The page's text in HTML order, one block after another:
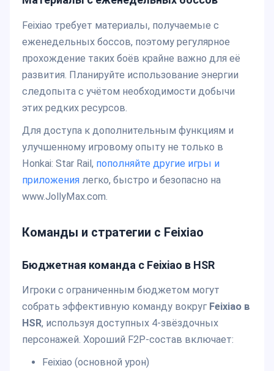
Feixiao требует материалы, получаемые с
еженедельных боссов, поэтому регулярное
прохождение таких боёв крайне важно для её
развития. Планируйте использование энергии
следопыта с учётом необходимости добычи
этих редких ресурсов.
Для доступа к дополнительным функциям и
улучшенному игровому опыту не только в
Honkai: Star Rail, пополняйте другие игры и
приложения легко, быстро и безопасно на
www.JollyMax.com.
Команды и стратегии с Feixiao
Бюджетная команда с Feixiao в HSR
Игроки с ограниченным бюджетом могут
собрать эффективную команду вокруг Feixiao в
HSR, используя доступных 4-звёздочных
персонажей. Хороший F2P-состав включает:
Feixiao (основной урон)